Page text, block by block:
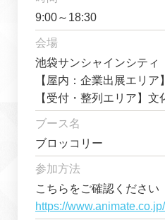
9:00～18:30
会場
池袋サンシャインシティ
【屋内：企業出展エリ
【受付・整列エリア】
ブース名
ブロッコリー
参加方法
こちらをご確認ください
https://